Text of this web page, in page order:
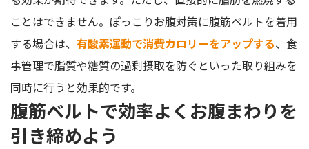
ことはできません。ぽっこりお腹対策に腹筋ベルトを着用
する場合は、 有酸素運動で消費カロリーをアップする、食
事管理で脂質や糖質の過剰摂取を防ぐといった取り組みを
同時に行うと効果的です。
腹筋ベルトで効率よくお腹まわりを
引き締めよう